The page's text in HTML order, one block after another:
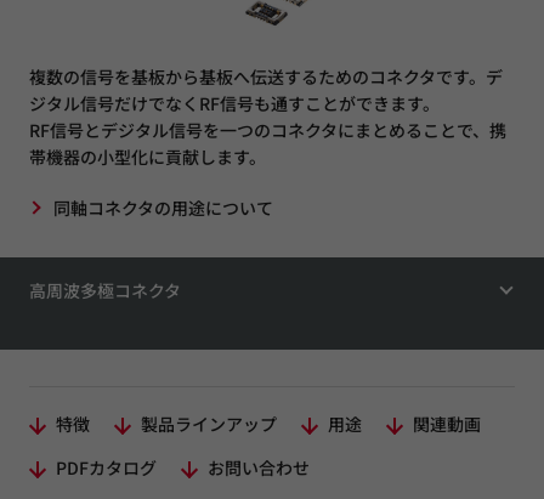
複数の信号を基板から基板へ伝送するためのコネクタです。デ
ジタル信号だけでなくRF信号も通すことができます。
RF信号とデジタル信号を一つのコネクタにまとめることで、携
帯機器の小型化に貢献します。
同軸コネクタの用途について
高周波多極コネクタ
特徴 製品ラインアップ 用途
関連動画
PDFカタログ
お問い合わせ